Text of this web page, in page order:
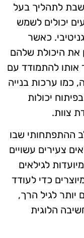
לתהליך בעל
יכולים לשמש
כאשר
את היכולת שלהם
אותו להתמודד עם
כמו ערכות בנייה
יכולות
צוות.
ההתפתחותי שבו
צעירים עשויים
לגילאים
כדי לעודד
יותר לגיל הרך,
הלוגית